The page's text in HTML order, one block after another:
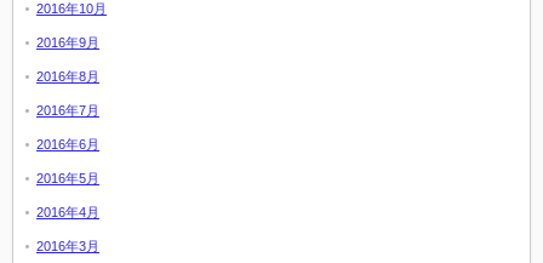
2016年10月
2016年9月
2016年8月
2016年7月
2016年6月
2016年5月
2016年4月
2016年3月